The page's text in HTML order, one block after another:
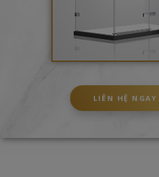
LIÊN HỆ NGAY